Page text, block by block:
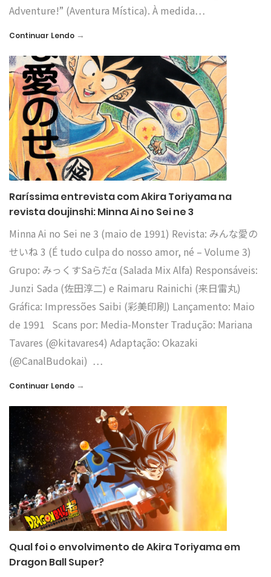
Adventure!” (Aventura Mística). À medida…
Continuar Lendo →
Raríssima entrevista com Akira Toriyama na
revista doujinshi: Minna Ai no Sei ne 3
Minna Ai no Sei ne 3 (maio de 1991) Revista: みんな愛の
せいね 3 (É tudo culpa do nosso amor, né – Volume 3)
Grupo: みっくすSaらだα (Salada Mix Alfa) Responsáveis:
Junzi Sada (佐田淳二) e Raimaru Rainichi (来日雷丸)
Gráfica: Impressões Saibi (彩美印刷) Lançamento: Maio
de 1991 Scans por: Media-Monster Tradução: Mariana
Tavares (@kitavares4) Adaptação: Okazaki
(@CanalBudokai) …
Continuar Lendo →
Qual foi o envolvimento de Akira Toriyama em
Dragon Ball Super?